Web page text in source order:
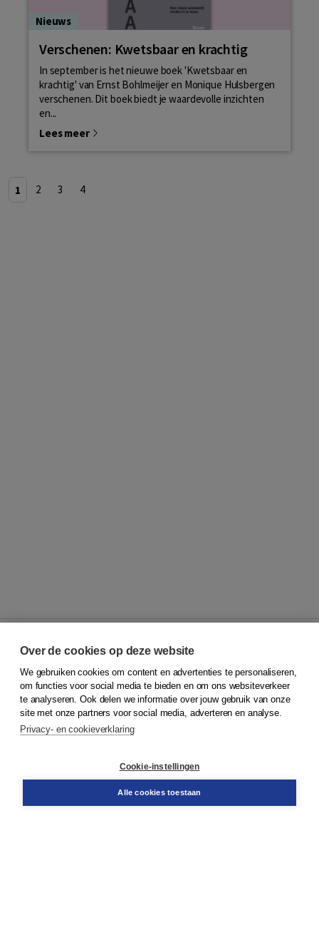
Nieuws
Verschenen: Kwetsbaar en krachtig
In september is het nieuwe boek 'Kwetsbaar en
krachtig' van Ernst Bohlmeijer en Monique Hulsbergen
verschenen. Dit boek biedt je waardevolle inzichten
en...
Lees meer
1 2 3 4
© 2026Koninklijke Boom uitgevers
Klantenservice
Service & informatie
Contact
Over de cookies op deze website
We gebruiken cookies om content en advertenties te personaliseren,
om functies voor social media te bieden en om ons websiteverkeer
te analyseren. Ook delen we informatie over jouw gebruik van onze
site met onze partners voor social media, adverteren en analyse.
Privacy- en cookieverklaring
Cookie-instellingen
Alle cookies toestaan